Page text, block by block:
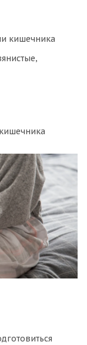
кишечника